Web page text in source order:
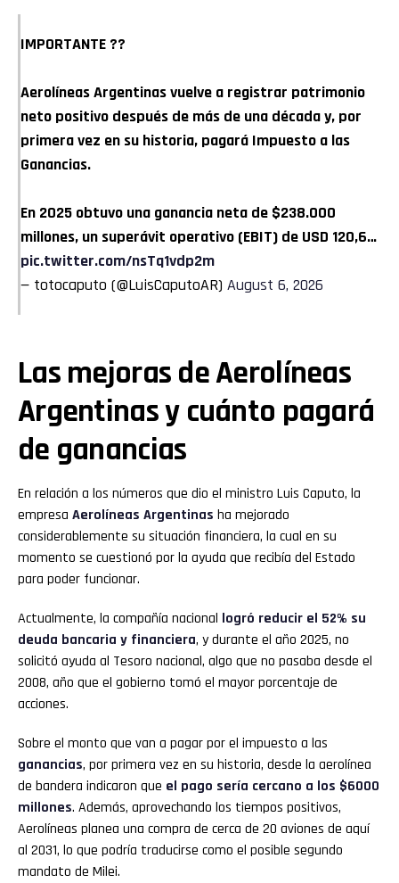
IMPORTANTE ??
Aerolíneas Argentinas vuelve a registrar patrimonio
neto positivo después de más de una década y, por
primera vez en su historia, pagará Impuesto a las
Ganancias.
En 2025 obtuvo una ganancia neta de $238.000
millones, un superávit operativo (EBIT) de USD 120,6…
pic.twitter.com/nsTq1vdp2m
— totocaputo (@LuisCaputoAR) August 6, 2026
Las mejoras de Aerolíneas
Argentinas y cuánto pagará
de ganancias
En relación a los números que dio el ministro Luis Caputo, la
empresa Aerolíneas Argentinas ha mejorado
considerablemente su situación financiera, la cual en su
momento se cuestionó por la ayuda que recibía del Estado
para poder funcionar.
Actualmente, la compañía nacional logró reducir el 52% su
deuda bancaria y financiera, y durante el año 2025, no
solicitó ayuda al Tesoro nacional, algo que no pasaba desde el
2008, año que el gobierno tomó el mayor porcentaje de
acciones.
Sobre el monto que van a pagar por el impuesto a las
ganancias, por primera vez en su historia, desde la aerolínea
de bandera indicaron que el pago sería cercano a los $6000
millones. Además, aprovechando los tiempos positivos,
Aerolíneas planea una compra de cerca de 20 aviones de aquí
al 2031, lo que podría traducirse como el posible segundo
mandato de Milei.